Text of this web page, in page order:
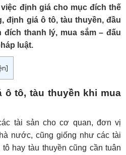
định giá cho mục đích thế
định giá ô tô, tàu thuyền, đầu
thanh lý, mua sắm – đấu
luật.
]
ô tô, tàu thuyền khi mua
tài sản cho cơ quan, đơn vị
nước, cũng giống như các tài
tô hay tàu thuyền cũng cần tuân